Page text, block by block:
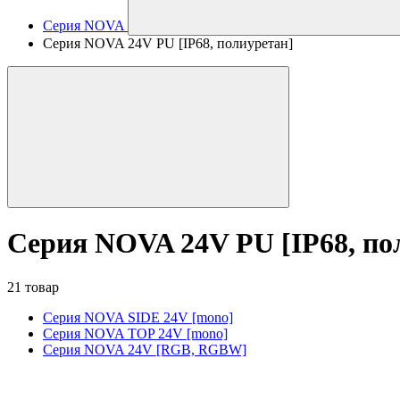
Серия NOVA
Серия NOVA 24V PU [IP68, полиуретан]
Серия NOVA 24V PU [IP68,
21 товар
Серия NOVA SIDE 24V [mono]
Серия NOVA TOP 24V [mono]
Серия NOVA 24V [RGB, RGBW]